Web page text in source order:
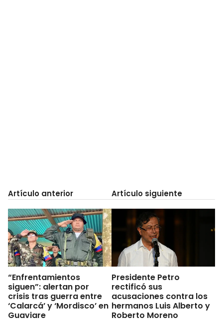
Artículo anterior
“Enfrentamientos
siguen”: alertan por
crisis tras guerra entre
‘Calarcá’ y ‘Mordisco’ en
Guaviare
Artículo siguiente
Presidente Petro
rectificó sus
acusaciones contra los
hermanos Luis Alberto y
Roberto Moreno